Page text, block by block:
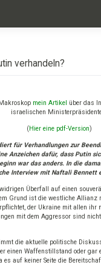
verhandeln?
mein Artikel über das
israelischen
(Hier eine pdf-Version)
für Verhandlungen zur
Anzeichen dafür, dass Putin
war das anders. In die
Interview mit Naftali Bennett
Überfall auf einen
Grund ist die westliche Allianz
der Ukraine mit allen ihr
mit dem Aggressor sind
die aktuelle politische
einen Waffenstillstand oder gar
es auf keiner Seite die